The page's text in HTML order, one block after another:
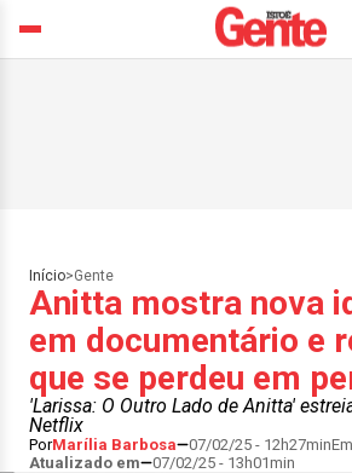
Início>Gente
Anitta mostra nova
em documentário e
que se perdeu em
'Larissa: O Outro Lado de Anitta'
Netflix
PorMarília Barbosa 07/02/25 - 12h27minEm
Atualizado em
07/02/25 - 13h01min